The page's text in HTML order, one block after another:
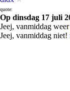
quote:
Op dinsdag 17 juli
Jeej, vanmiddag weer
Jeej, vanmiddag niet!